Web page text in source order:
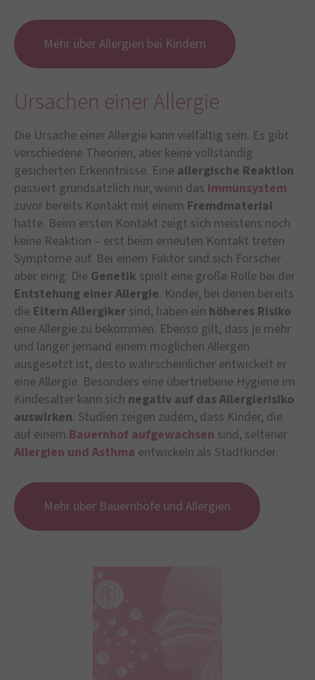
Mehr über Allergien bei Kindern
Ursachen einer Allergie
Die Ursache einer Allergie kann vielfältig sein. Es gibt
verschiedene Theorien, aber keine vollständig
gesicherten Erkenntnisse. Eine allergische Reaktion
passiert grundsätzlich nur, wenn das Immunsystem
zuvor bereits Kontakt mit einem Fremdmaterial
hatte. Beim ersten Kontakt zeigt sich meistens noch
keine Reaktion – erst beim erneuten Kontakt treten
Symptome auf. Bei einem Faktor sind sich Forscher
aber einig: Die Genetik spielt eine große Rolle bei der
Entstehung einer Allergie. Kinder, bei denen bereits
die Eltern Allergiker sind, haben ein höheres Risiko
eine Allergie zu bekommen. Ebenso gilt, dass je mehr
und länger jemand einem möglichen Allergen
ausgesetzt ist, desto wahrscheinlicher entwickelt er
eine Allergie. Besonders eine übertriebene Hygiene im
Kindesalter kann sich negativ auf das Allergierisiko
auswirken. Studien zeigen zudem, dass Kinder, die
auf einem Bauernhof aufgewachsen sind, seltener
Allergien und Asthma entwickeln als Stadtkinder.
Mehr über Bauernhöfe und Allergien